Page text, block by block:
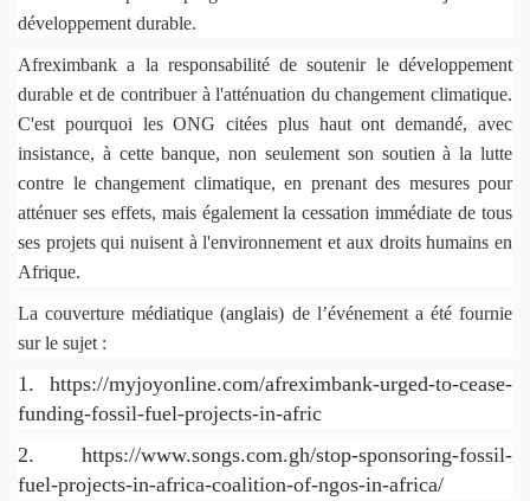
développement durable.
Afreximbank a la responsabilité de soutenir le développement
durable et de contribuer à l'atténuation du changement climatique.
C'est pourquoi les ONG citées plus hautontdemandé, avec
insistance, à cette banque, non seulement son soutien à la lutte
contre le changement climatique, en prenant des mesures pour
atténuer ses effets, mais également la cessation immédiate de tous
ses projets qui nuisent à l'environnement et aux droits humains en
Afrique.
La couverture médiatique (anglais) de l’événement a été fournie
sur le sujet :
1. https://myjoyonline.com/afreximbank-urged-to-cease-
funding-fossil-fuel-projects-in-afric
2. https://www.songs.com.gh/stop-sponsoring-fossil-
fuel-projects-in-africa-coalition-of-ngos-in-africa/